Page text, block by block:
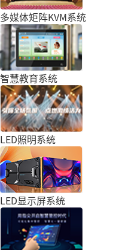
多媒体矩阵KVM系统
智慧教育系统
LED照明系统
LED显示屏系统